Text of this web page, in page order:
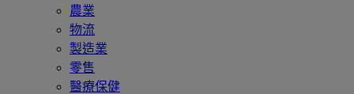
農業
物流
製造業
零售
醫療保健